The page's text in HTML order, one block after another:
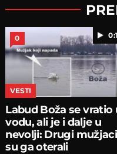
0
VESTI
Labud Boža se vratio
vodu, ali je i dalje u
nevolji: Drugi mužjaci
su ga oterali